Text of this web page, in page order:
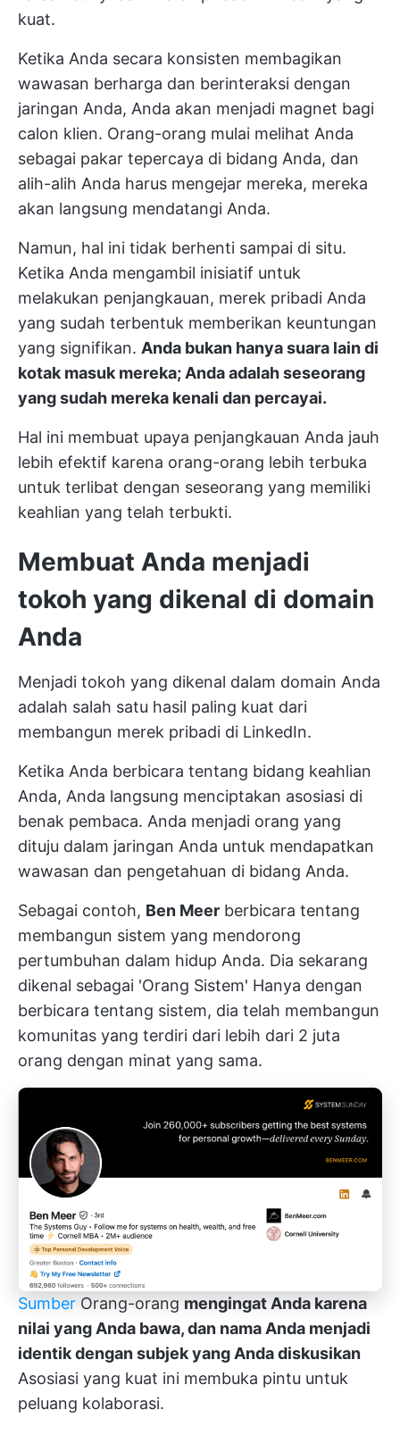
kuat.
Ketika Anda secara konsisten membagikan
wawasan berharga dan berinteraksi dengan
jaringan Anda, Anda akan menjadi magnet bagi
calon klien. Orang-orang mulai melihat Anda
sebagai pakar tepercaya di bidang Anda, dan
alih-alih Anda harus mengejar mereka, mereka
akan langsung mendatangi Anda.
Namun, hal ini tidak berhenti sampai di situ.
Ketika Anda mengambil inisiatif untuk
melakukan penjangkauan, merek pribadi Anda
yang sudah terbentuk memberikan keuntungan
yang signifikan. Anda bukan hanya suara lain di
kotak masuk mereka; Anda adalah seseorang
yang sudah mereka kenali dan percayai.
Hal ini membuat upaya penjangkauan Anda jauh
lebih efektif karena orang-orang lebih terbuka
untuk terlibat dengan seseorang yang memiliki
keahlian yang telah terbukti.
Membuat Anda menjadi
tokoh yang dikenal di domain
Anda
Menjadi tokoh yang dikenal dalam domain Anda
adalah salah satu hasil paling kuat dari
membangun merek pribadi di LinkedIn.
Ketika Anda berbicara tentang bidang keahlian
Anda, Anda langsung menciptakan asosiasi di
benak pembaca. Anda menjadi orang yang
dituju dalam jaringan Anda untuk mendapatkan
wawasan dan pengetahuan di bidang Anda.
Sebagai contoh, Ben Meer berbicara tentang
membangun sistem yang mendorong
pertumbuhan dalam hidup Anda. Dia sekarang
dikenal sebagai 'Orang Sistem' Hanya dengan
berbicara tentang sistem, dia telah membangun
komunitas yang terdiri dari lebih dari 2 juta
orang dengan minat yang sama.
Sumber Orang-orang mengingat Anda karena
nilai yang Anda bawa, dan nama Anda menjadi
identik dengan subjek yang Anda diskusikan
Asosiasi yang kuat ini membuka pintu untuk
peluang kolaborasi.